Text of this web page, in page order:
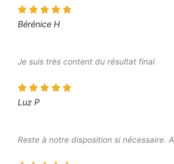
Bérénice H
Je suis très content du résultat final
Luz P
Reste à notre disposition si nécessaire.